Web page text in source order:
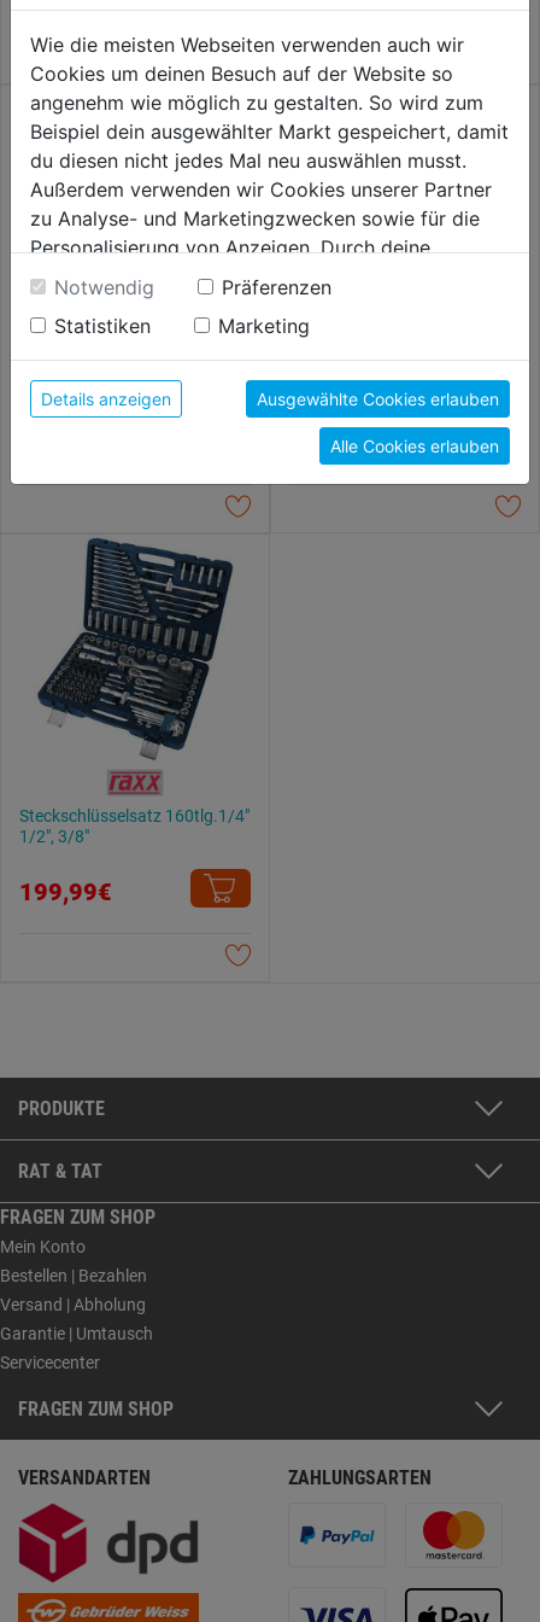
Steckschlüsselsatz 1/4 3/8
1/2 172tlg.
Steckschlüsselsatz 20tlg. 3/4"
169,99€
Steckschlüsselsatz 160tlg.1/4"
1/2", 3/8"
199,99€
PRODUKTE
RAT & TAT
FRAGEN ZUM SHOP
Mein Konto
Bestellen | Bezahlen
Versand | Abholung
Garantie | Umtausch
Servicecenter
FRAGEN ZUM SHOP
VERSANDARTEN ZAHLUNGSARTEN
Wie die meisten Webseiten verwenden auch wir
Cookies um deinen Besuch auf der Website so
angenehm wie möglich zu gestalten. So wird zum
Beispiel dein ausgewählter Markt gespeichert, damit
du diesen nicht jedes Mal neu auswählen musst.
Außerdem verwenden wir Cookies unserer Partner
zu Analyse- und Marketingzwecken sowie für die
Personalisierung von Anzeigen. Durch deine
Einwilligung werden die Daten von Drittanbieter,
unter anderem auch in den USA, verarbeitet.
Durch Klick auf "Alle Cookies erlauben" stimmst du
der Verwendung aller Cookies zu. Unter "Details
anzeigen" findest du alle Infos zu den
unterschiedlichen Cookies, unter "Cookies
Konfigurieren" kannst du auswählen, welche Cookies
du zulassen möchtest und welche nicht.
Weitere Informationen findest du in unserer
Datenschutzerklärung
Notwendig
Präferenzen
Statistiken
Marketing
Details anzeigen Ausgewählte Cookies erlauben
Alle Cookies erlauben